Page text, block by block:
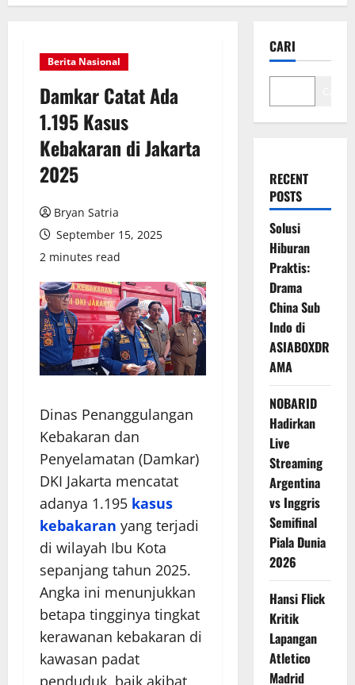
Berita Nasional
Damkar Catat Ada
1.195 Kasus
Kebakaran di Jakarta
2025
Bryan Satria
September 15, 2025
2 minutes read
Dinas Penanggulangan
Kebakaran dan
Penyelamatan (Damkar)
DKI Jakarta mencatat
adanya 1.195 kasus
kebakaran yang terjadi
di wilayah Ibu Kota
sepanjang tahun 2025.
Angka ini menunjukkan
betapa tingginya tingkat
kerawanan kebakaran di
kawasan padat
penduduk, baik akibat
CARI
RECENT
POSTS
Solusi
Hiburan
Praktis:
Drama
China Sub
Indo di
ASIABOXDR
AMA
NOBARID
Hadirkan
Live
Streaming
Argentina
vs Inggris
Semifinal
Piala Dunia
2026
Hansi Flick
Kritik
Lapangan
Atletico
Madrid